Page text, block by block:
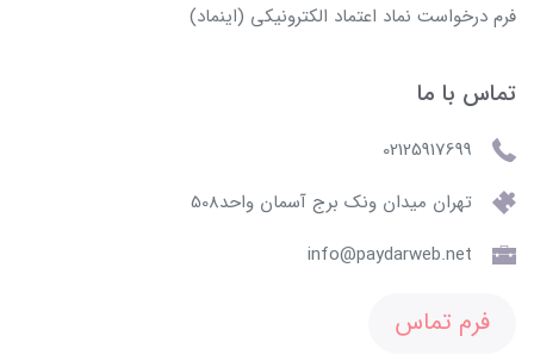
فرم درخواست نماد اعتماد الکترونیکی (اینماد)
تماس با ما
02125917699
تهران میدان ونک برج آسمان واحد508
info@paydarweb.net
فرم تماس